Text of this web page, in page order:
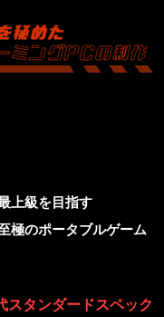
上級を目指す
極のポータブルゲーム
スタンダードスペック